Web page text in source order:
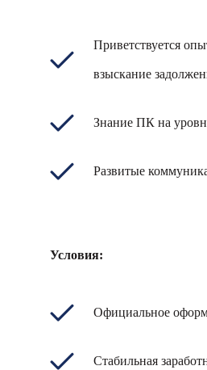
Приветствуется
взыскание
Знание ПК на
Развитые
Условия:
Официальное
Стабильная